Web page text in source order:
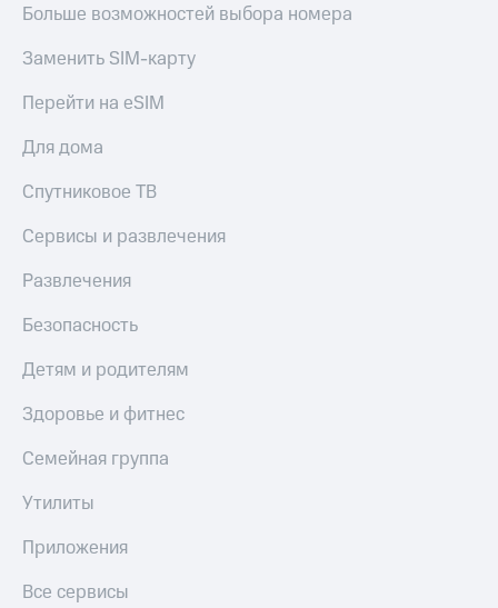
Больше возможностей выбора номера
Заменить SIM-карту
Перейти на eSIM
Для дома
Спутниковое ТВ
Сервисы и развлечения
Развлечения
Безопасность
Детям и родителям
Здоровье и фитнес
Семейная группа
Утилиты
Приложения
Все сервисы